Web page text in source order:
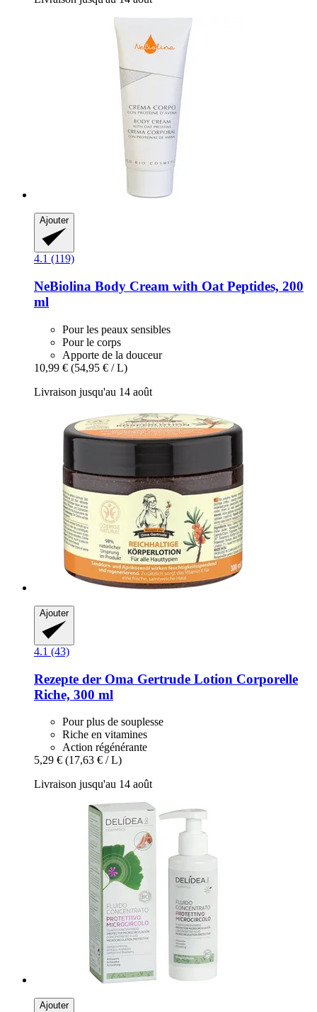
Ajouter
4.1 (119)
NeBiolina Body Cream with Oat Peptides, 200
ml
Pour les peaux sensibles
Pour le corps
Apporte de la douceur
10,99 € (54,95 € / L)
Livraison jusqu'au 14 août
Ajouter
4.1 (43)
Rezepte der Oma Gertrude Lotion Corporelle
Riche, 300 ml
Pour plus de souplesse
Riche en vitamines
Action régénérante
5,29 € (17,63 € / L)
Livraison jusqu'au 14 août
Ajouter